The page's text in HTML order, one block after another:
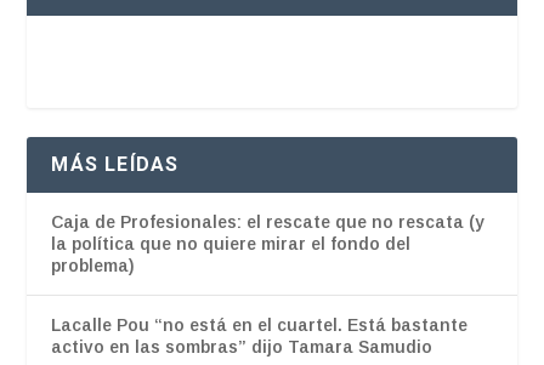
MÁS LEÍDAS
Caja de Profesionales: el rescate que no rescata (y
la política que no quiere mirar el fondo del
problema)
Lacalle Pou “no está en el cuartel. Está bastante
activo en las sombras” dijo Tamara Samudio